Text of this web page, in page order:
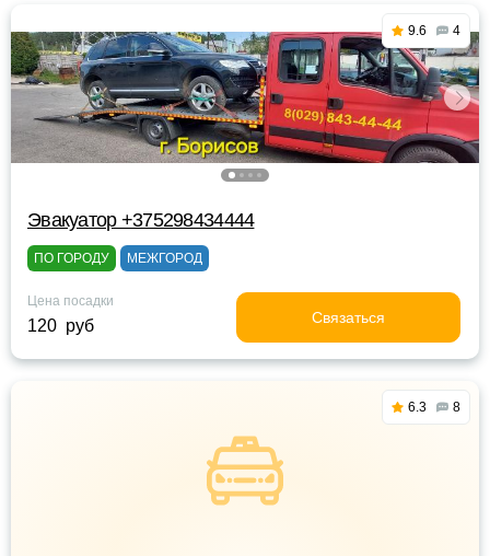
9.6 4
Эвакуатор +375298434444
ПО ГОРОДУ МЕЖГОРОД
Цена посадки
120 руб Связаться
6.3 8